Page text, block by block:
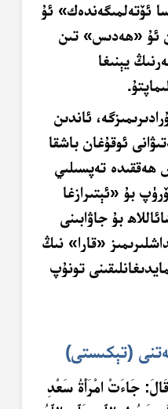
ئۆتەلمىگەندەك» ئۇ
ئۇ «ھەدىس» تىن
يېنىغا
ئاندىن
ئوقۇغان باشقا
ھەققىدە تەپسىلىي
بۇ «ئېتىرازغا
بۇ جاۋابىنى
«قارا» نىڭ
تونۇپ
جَاءَتْ امْرَأَةُ سَعْدِ